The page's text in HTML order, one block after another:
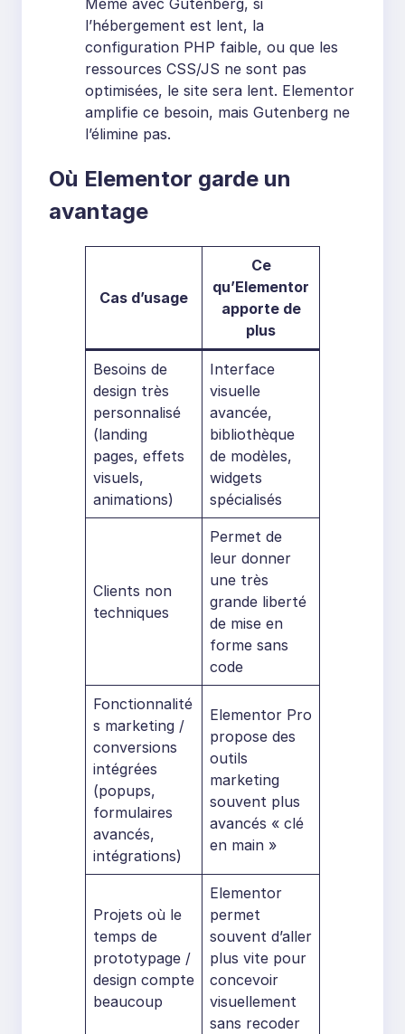
Même avec Gutenberg, si
l’hébergement est lent, la
configuration PHP faible, ou que les
ressources CSS/JS ne sont pas
optimisées, le site sera lent. Elementor
amplifie ce besoin, mais Gutenberg ne
l’élimine pas.
Où Elementor garde un
avantage
Cas d’usage
Ce
qu’Elementor
apporte de
plus
Besoins de
design très
personnalisé
(landing
pages, effets
visuels,
animations)
Interface
visuelle
avancée,
bibliothèque
de modèles,
widgets
spécialisés
Clients non
techniques
Permet de
leur donner
une très
grande liberté
de mise en
forme sans
code
Fonctionnalité
s marketing /
conversions
intégrées
(popups,
formulaires
avancés,
intégrations)
Elementor Pro
propose des
outils
marketing
souvent plus
avancés « clé
en main »
Projets où le
temps de
prototypage /
design compte
beaucoup
Elementor
permet
souvent d’aller
plus vite pour
concevoir
visuellement
sans recoder